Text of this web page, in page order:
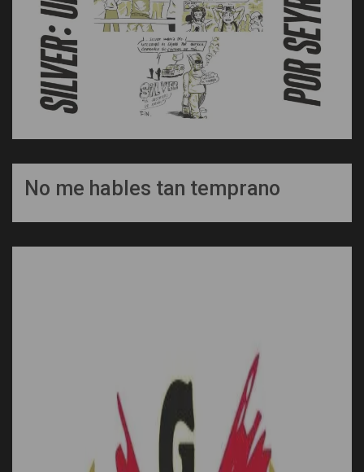
No me hables tan temprano